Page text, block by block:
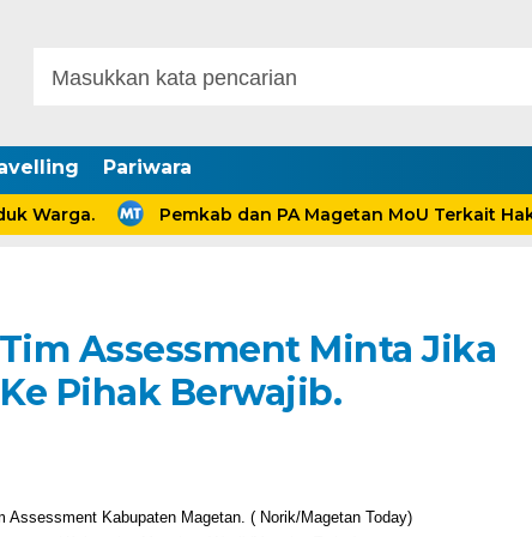
Pariwara
Pemkab dan PA Magetan MoU Terkait Hak
Assessment Minta Jika
Pihak Berwajib.